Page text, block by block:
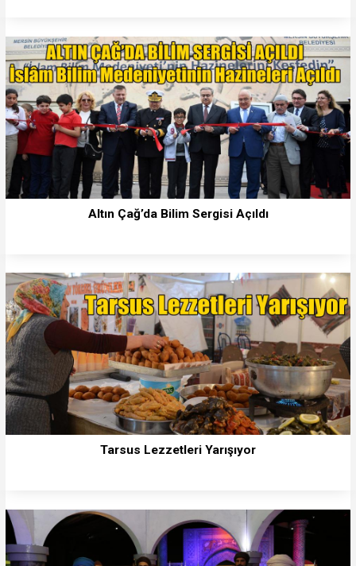
Altın Çağ’da Bilim Sergisi Açıldı
Tarsus Lezzetleri Yarışıyor